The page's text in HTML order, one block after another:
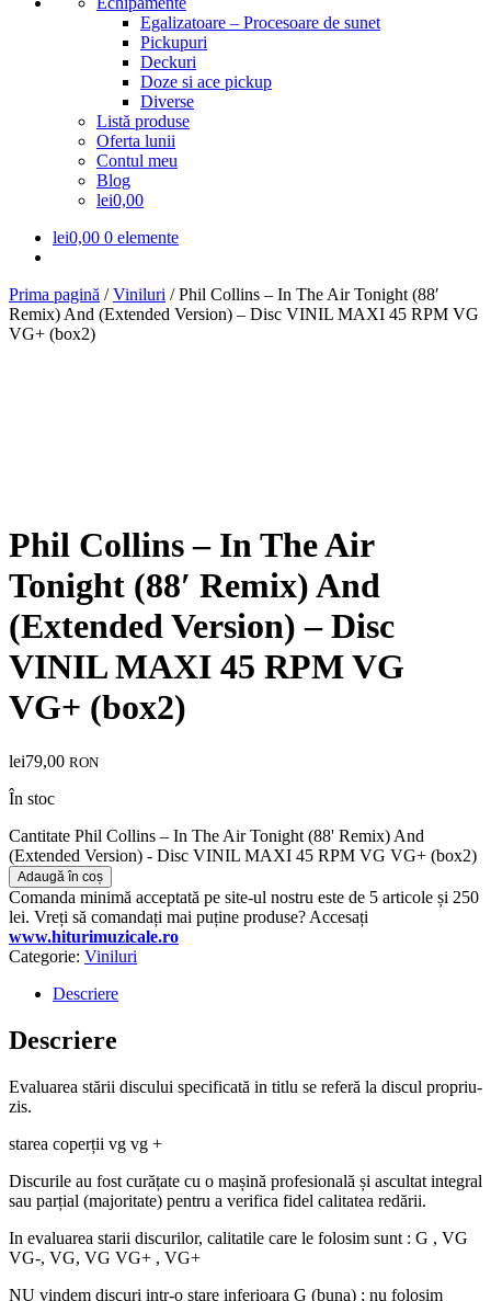
Egalizatoare – Procesoare de sunet
Pickupuri
Deckuri
Doze si ace pickup
Diverse
Listă produse
Oferta lunii
Contul meu
Blog
lei0,00
lei0,00 0 elemente
Prima pagină /Viniluri /Phil Collins – In The Air Tonight (88′
Remix) And (Extended Version) – Disc VINIL MAXI 45 RPM VG
VG+ (box2)
Phil Collins – In The Air
Tonight (88′ Remix) And
(Extended Version) – Disc
VINIL MAXI 45 RPM VG
VG+ (box2)
lei79,00 RON
În stoc
Cantitate Phil Collins – In The Air Tonight (88' Remix) And
(Extended Version) - Disc VINIL MAXI 45 RPM VG VG+ (box2)
Adaugă în coș
Comanda minimă acceptată pe site-ul nostru este de 5 articole și 250
lei. Vreți să comandați mai puține produse? Accesați
www.hiturimuzicale.ro
Categorie: Viniluri
Descriere
Descriere
Evaluarea stării discului specificată in titlu se referă la discul propriu-
zis.
starea coperții vg vg +
Discurile au fost curățate cu o mașină profesională și ascultat integral
sau parțial (majoritate) pentru a verifica fidel calitatea redării.
In evaluarea starii discurilor, calitatile care le folosim sunt : G , VG
VG-, VG, VG VG+ , VG+
NU vindem discuri intr-o stare inferioara G (buna) ; nu folosim